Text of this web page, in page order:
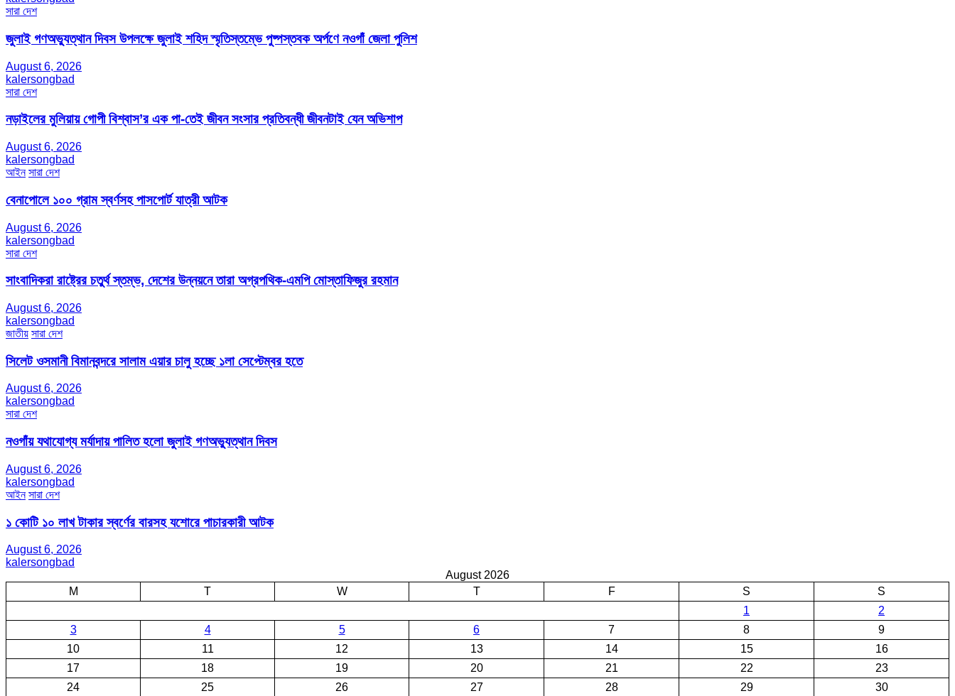
সারা দেশ
জুলাই গণঅভ্যুত্থান দিবস উপলক্ষে জুলাই শহিদ স্মৃতিস্তম্ভে পুষ্পস্তবক অর্পণে নওগাঁ জেলা পুলিশ
August 6, 2026
kalersongbad
সারা দেশ
নড়াইলের মুলিয়ায় গোপী বিশ্বাস’র এক পা-তেই জীবন সংসার প্রতিবন্ধী জীবনটাই যেন অভিশাপ
August 6, 2026
kalersongbad
আইন সারা দেশ
বেনাপোলে ১০০ গ্রাম স্বর্ণসহ পাসপোর্ট যাত্রী আটক
August 6, 2026
kalersongbad
সারা দেশ
সাংবাদিকরা রাষ্ট্রের চতুর্থ স্তম্ভ, দেশের উন্নয়নে তারা অগ্রপথিক-এমপি মোস্তাফিজুর রহমান
August 6, 2026
kalersongbad
জাতীয় সারা দেশ
সিলেট ওসমানী বিমানবন্দরে সালাম এয়ার চালু হচ্ছে ১লা সেপ্টেম্বর হতে
August 6, 2026
kalersongbad
সারা দেশ
নওগাঁয় যথাযোগ্য মর্যাদায় পালিত হলো জুলাই গণঅভ্যুত্থান দিবস
August 6, 2026
kalersongbad
আইন সারা দেশ
১ কোটি ১০ লাখ টাকার স্বর্ণের বারসহ যশোরে পাচারকারী আটক​
August 6, 2026
kalersongbad
August 2026
M
T W T F S
S
1
2
3
4 5 6 7 8
9
10
11 12 13 14 15
16
17
18 19 20 21 22
23
24
25 26 27 28 29
30